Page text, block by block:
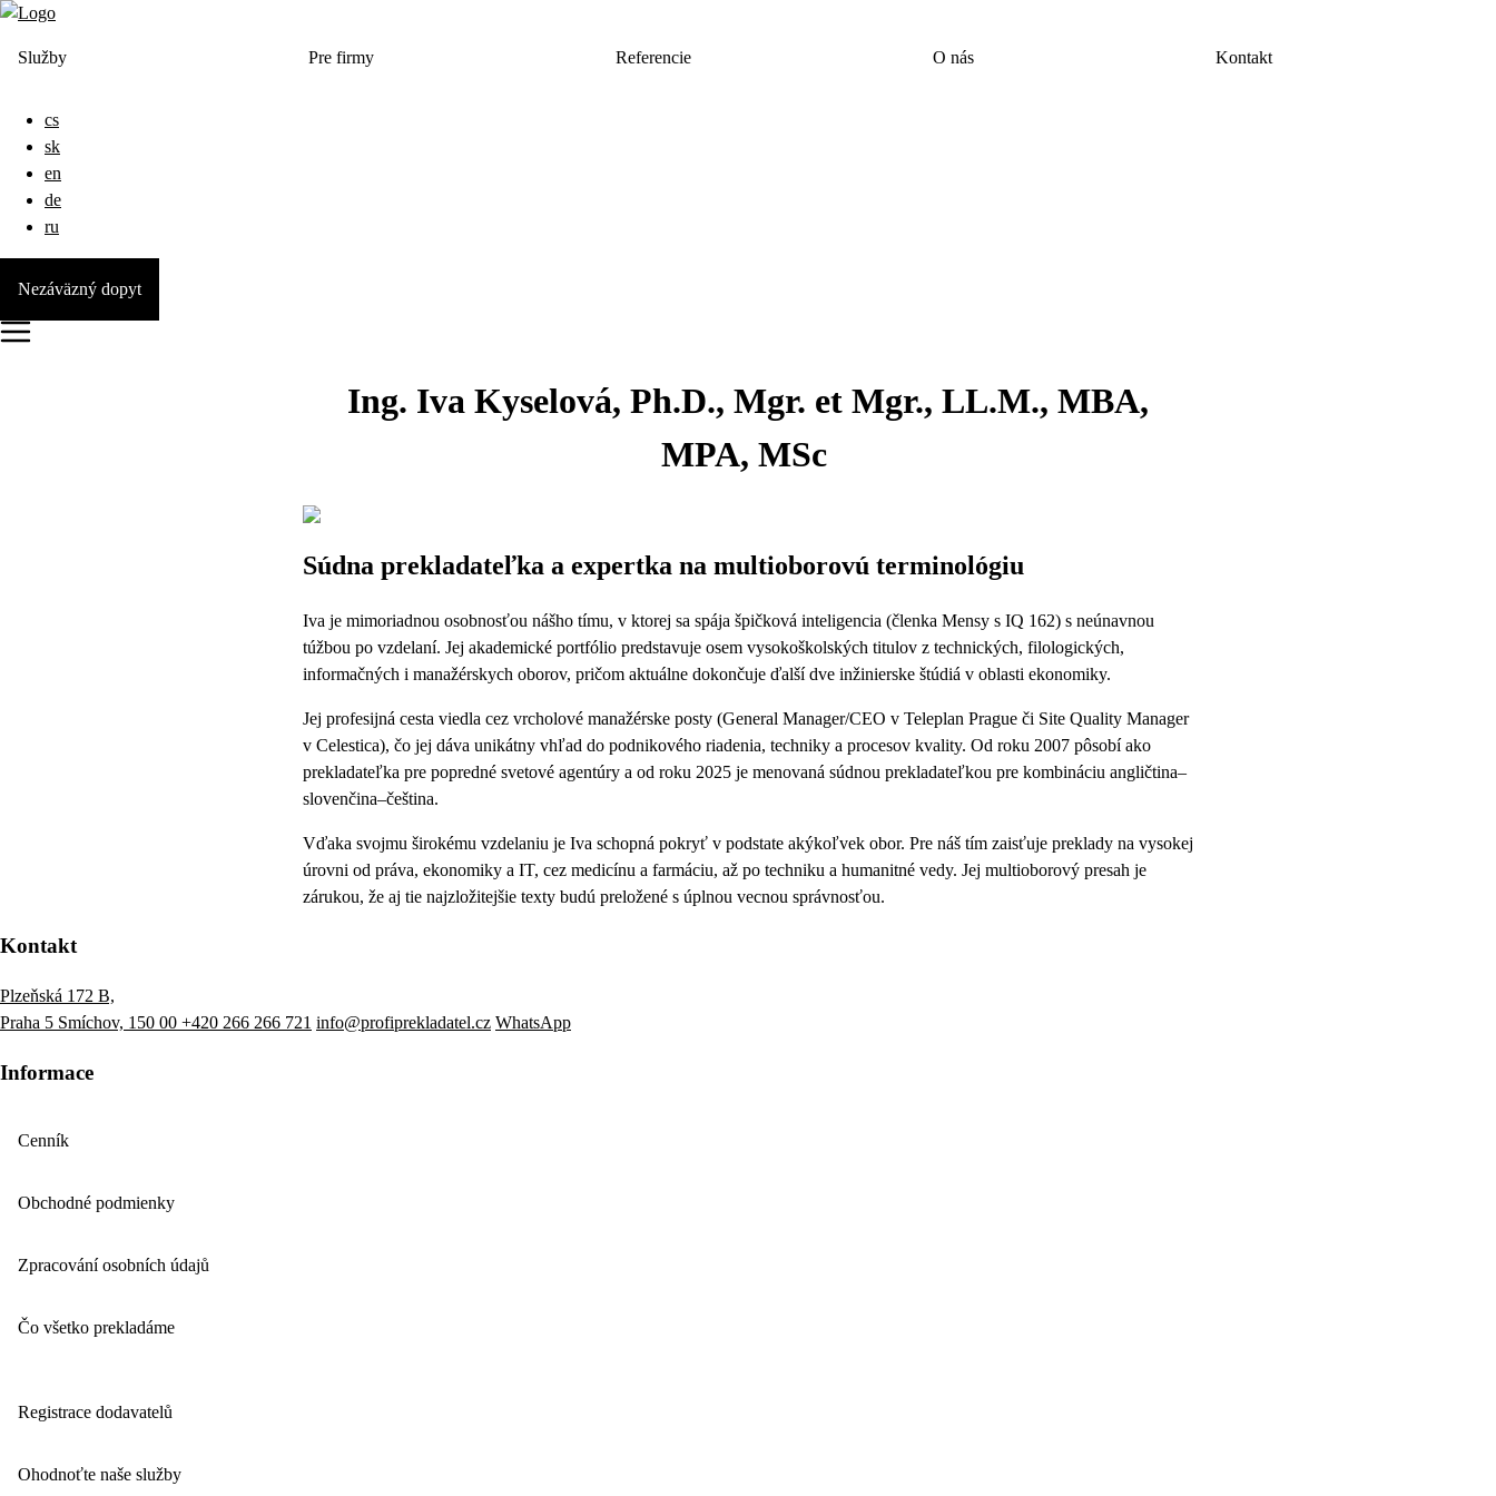
Služby Pre firmy Referencie O nás Kontakt
cs
sk
en
de
ru
Nezáväzný dopyt
Ing. Iva Kyselová, Ph.D., Mgr. et Mgr., LL.M., MBA,
MPA, MSc
Súdna prekladateľka a expertka na multioborovú terminológiu
Iva je mimoriadnou osobnosťou nášho tímu, v ktorej sa spája špičková inteligencia (členka Mensy s IQ 162) s neúnavnou
túžbou po vzdelaní. Jej akademické portfólio predstavuje osem vysokoškolských titulov z technických, filologických,
informačných i manažérskych oborov, pričom aktuálne dokončuje ďalší dve inžinierske štúdiá v oblasti ekonomiky.
Jej profesijná cesta viedla cez vrcholové manažérske posty (General Manager/CEO v Teleplan Prague či Site Quality Manager
v Celestica), čo jej dáva unikátny vhľad do podnikového riadenia, techniky a procesov kvality. Od roku 2007 pôsobí ako
prekladateľka pre popredné svetové agentúry a od roku 2025 je menovaná súdnou prekladateľkou pre kombináciu angličtina–
slovenčina–čeština.
Vďaka svojmu širokému vzdelaniu je Iva schopná pokryť v podstate akýkoľvek obor. Pre náš tím zaisťuje preklady na vysokej
úrovni od práva, ekonomiky a IT, cez medicínu a farmáciu, až po techniku a humanitné vedy. Jej multioborový presah je
zárukou, že aj tie najzložitejšie texty budú preložené s úplnou vecnou správnosťou.
Kontakt
Plzeňská 172 B,
Praha 5 Smíchov, 150 00 +420 266 266 721 info@profiprekladatel.cz WhatsApp
Informace
Cenník
Obchodné podmienky
Zpracování osobních údajů
Čo všetko prekladáme
Registrace dodavatelů
Ohodnoťte naše služby